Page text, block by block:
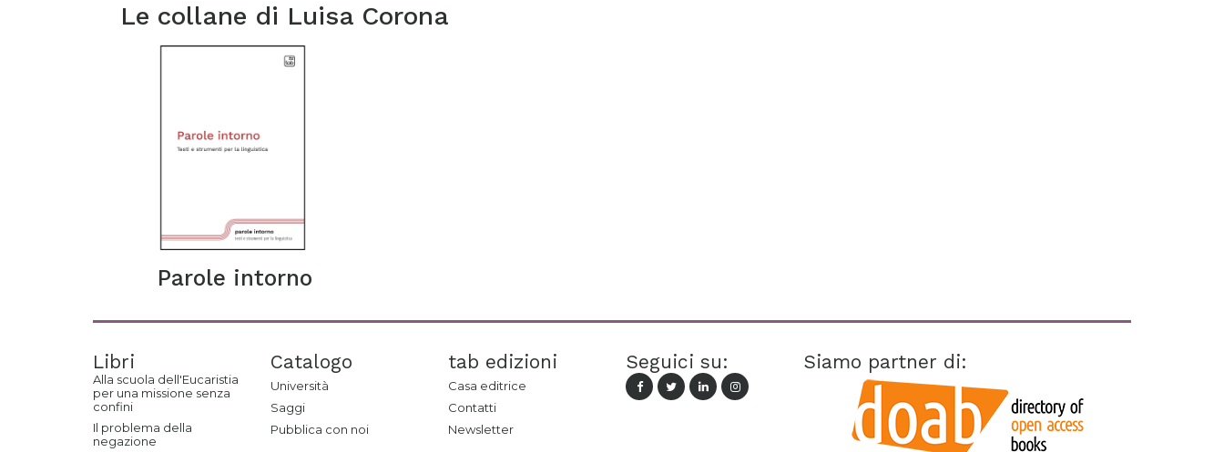
Le collane di Luisa Corona
Parole intorno
Libri
Alla scuola dell'Eucaristia
per una missione senza
confini
Il problema della
negazione
Catalogo
Università
Saggi
Pubblica con noi
tab edizioni
Casa editrice
Contatti
Newsletter
Seguici su: Siamo partner di: